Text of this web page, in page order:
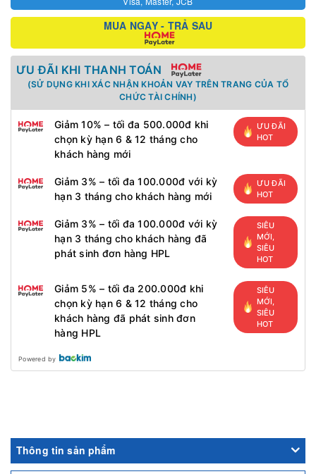
MUA NGAY - TRẢ SAU
ƯU ĐÃI KHI THANH TOÁN
(SỬ DỤNG KHI XÁC NHẬN KHOẢN VAY TRÊN TRANG CỦA TỔ
CHỨC TÀI CHÍNH)
Giảm 10% – tối đa 500.000đ khi
chọn kỳ hạn 6 & 12 tháng cho
khách hàng mới
ƯU ĐÃI
HOT
Giảm 3% – tối đa 100.000đ với kỳ
hạn 3 tháng cho khách hàng mới
ƯU ĐÃI
HOT
Giảm 3% – tối đa 100.000đ với kỳ
hạn 3 tháng cho khách hàng đã
phát sinh đơn hàng HPL
SIÊU
MỚI,
SIÊU
HOT
Giảm 5% – tối đa 200.000đ khi
chọn kỳ hạn 6 & 12 tháng cho
khách hàng đã phát sinh đơn
hàng HPL
SIÊU
MỚI,
SIÊU
HOT
Powered by
Thông tin sản phẩm